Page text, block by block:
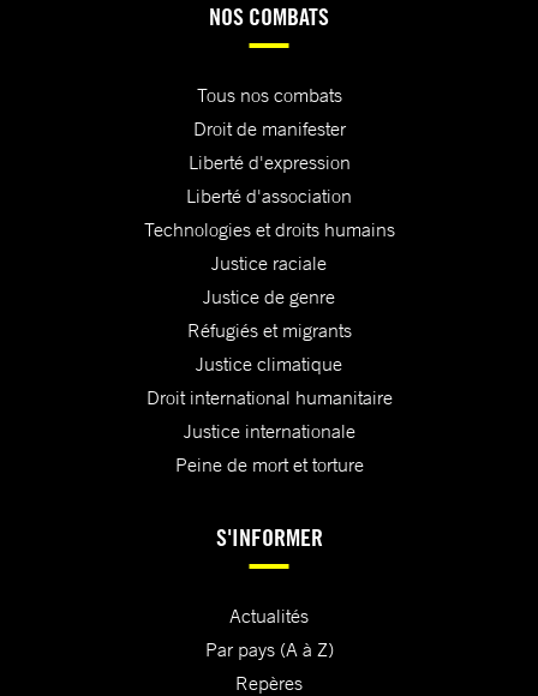
NOS COMBATS
Tous nos combats
Droit de manifester
Liberté d'expression
Liberté d'association
Technologies et droits humains
Justice raciale
Justice de genre
Réfugiés et migrants
Justice climatique
Droit international humanitaire
Justice internationale
Peine de mort et torture
S'INFORMER
Actualités
Par pays (A à Z)
Repères